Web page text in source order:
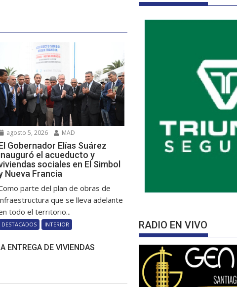
agosto 5, 2026 MAD
Gobernador Elías Suárez
el acueducto y
sociales en El Simbol
Nueva Francia
parte del plan de obras de
que se lleva adelante
todo el territorio...
DESTACADOS INTERIOR
ENTREGA DE VIVIENDAS
RADIO EN VIVO